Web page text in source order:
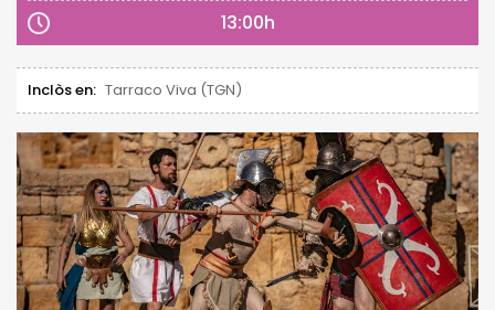
13:00h
Inclòs en: Tarraco Viva (TGN)